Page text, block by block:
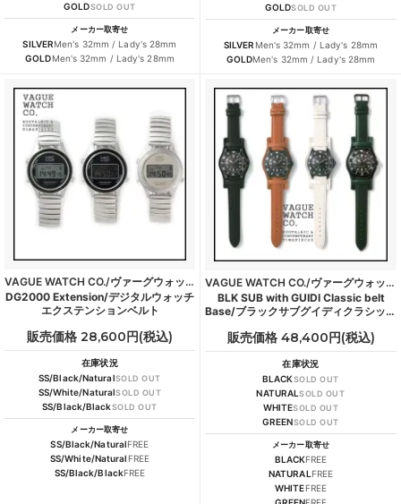
GOLDSOLD OUT
メーカー取寄せ
SILVERMen's 32mm / Lady's 28mm
GOLDMen's 32mm / Lady's 28mm
GOLDSOLD OUT
メーカー取寄せ
SILVER Men's 32mm / Lady's 28mm
GOLDMen's 32mm / Lady's 28mm
VAGUE WATCH CO./ヴァーグウォッチカンパニー
DG2000 Extension/デジタルウォッチ
エクステンションベルト
販売価格 28,600円(税込)
在庫状況
SS/Black/NaturalSOLD OUT
SS/White/NaturalSOLD OUT
SS/Black/BlackSOLD OUT
メーカー取寄せ
SS/Black/NaturalFREE
SS/White/Natural FREE
SS/Black/BlackFREE
VAGUE WATCH CO./ヴァーグウォッチカンパニー
BLK SUB with GUIDI Classic belt
Base/ブラックサブグイディクラシック
販売価格 48,400円(税込)
在庫状況
BLACKSOLD OUT
NATURALSOLD OUT
WHITESOLD OUT
GREENSOLD OUT
メーカー取寄せ
BLACKFREE
NATURAL FREE
WHITEFREE